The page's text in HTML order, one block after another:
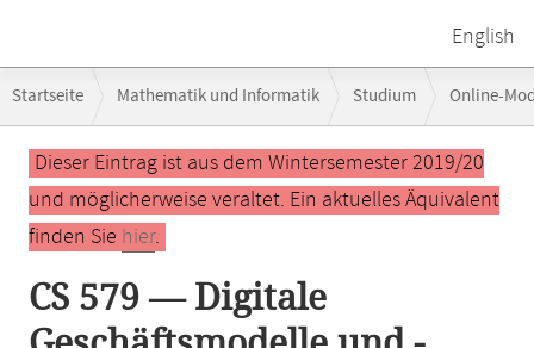
English
Navigation
Startseite Mathematik und Informatik Studium Online-
CS 579 — Digitale Geschäftsmodelle und -prozesse
Hauptinhalt
Dieser Eintrag ist aus dem Wintersemester 2019/20
und möglicherweise veraltet. Ein aktuelles Äquivalent
finden Sie hier.
CS 579 — Digitale